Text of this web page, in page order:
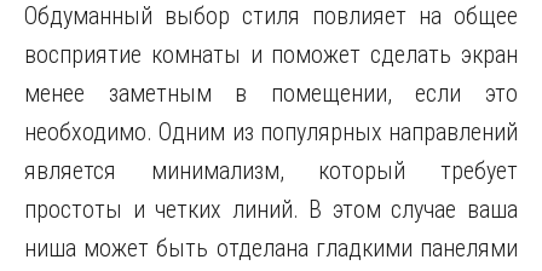
Обдуманный выбор стиля повлияет на общее
восприятие комнаты и поможет сделать экран
менее заметным в помещении, если это
необходимо. Одним из популярных направлений
является минимализм, который требует
простоты и четких линий. В этом случае ваша
ниша может быть отделана гладкими панелями